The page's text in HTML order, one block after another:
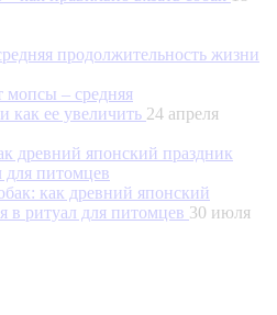
мопсы – средняя
как ее увеличить 24 апреля
как древний японский
в ритуал для питомцев 30 июля